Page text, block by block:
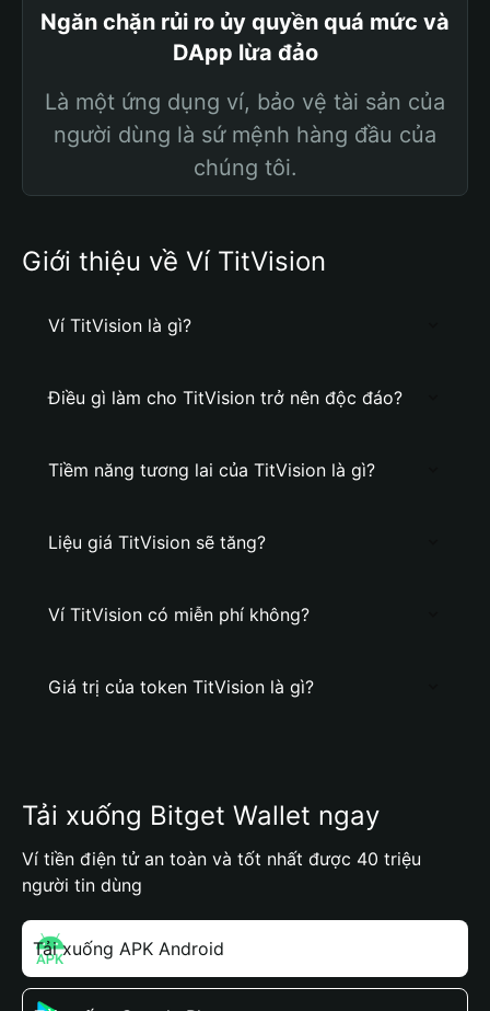
Ngăn chặn rủi ro ủy quyền quá mức và
DApp lừa đảo
Là một ứng dụng ví, bảo vệ tài sản của
người dùng là sứ mệnh hàng đầu của
chúng tôi.
Giới thiệu về Ví TitVision
Ví TitVision là gì?
Điều gì làm cho TitVision trở nên độc đáo?
Tiềm năng tương lai của TitVision là gì?
Liệu giá TitVision sẽ tăng?
Ví TitVision có miễn phí không?
Giá trị của token TitVision là gì?
Tải xuống Bitget Wallet ngay
Ví tiền điện tử an toàn và tốt nhất được 40 triệu
người tin dùng
Tải xuống APK Android